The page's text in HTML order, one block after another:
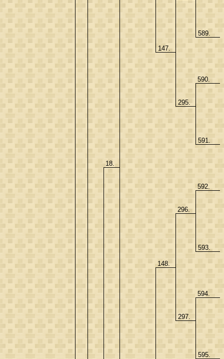
18.
147.
589.
295.
590.
591.
148.
296.
592.
593.
297.
594.
595.